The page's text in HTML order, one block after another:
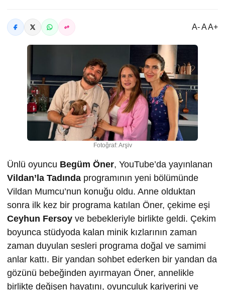
A- A A+
Fotoğraf: Arşiv
Ünlü oyuncu Begüm Öner, YouTube’da yayınlanan
Vildan’la Tadında programının yeni bölümünde
Vildan Mumcu’nun konuğu oldu. Anne olduktan
sonra ilk kez bir programa katılan Öner, çekime eşi
Ceyhun Fersoy ve bebekleriyle birlikte geldi. Çekim
boyunca stüdyoda kalan minik kızlarının zaman
zaman duyulan sesleri programa doğal ve samimi
anlar kattı. Bir yandan sohbet ederken bir yandan da
gözünü bebeğinden ayırmayan Öner, annelikle
birlikte değişen hayatını, oyunculuk kariyerini ve